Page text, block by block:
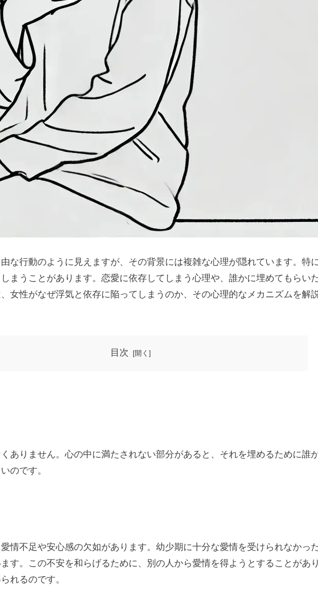
な行動のように見えますが、その背景には複雑な心理が隠れています。特
まうことがあります。恋愛に依存してしまう心理や、誰かに埋めてもらい
女性がなぜ浮気と依存に陥ってしまうのか、その心理的なメカニズムを解
目次
ありません。心の中に満たされない部分があると、それを埋めるために誰
のです。
情不足や安心感の欠如があります。幼少期に十分な愛情を受けられなかっ
す。この不安を和らげるために、別の人から愛情を得ようとすることがあ
れるのです。